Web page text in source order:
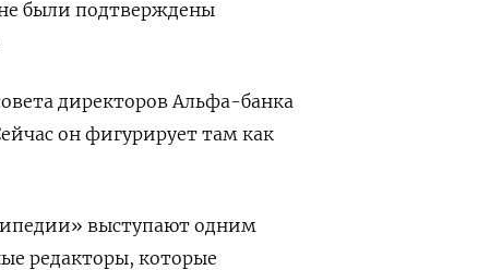
были подтверждены
директоров Альфа-банка
он фигурирует там как
выступают одним
редакторы, которые